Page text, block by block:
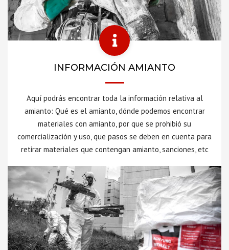
INFORMACIÓN AMIANTO
Aquí podrás encontrar toda la información relativa al
amianto: Qué es el amianto, dónde podemos encontrar
materiales con amianto, por que se prohibió su
comercialización y uso, que pasos se deben en cuenta para
retirar materiales que contengan amianto, sanciones, etc